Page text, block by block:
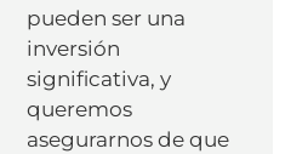
pueden ser una
inversión
significativa, y
queremos
asegurarnos de que